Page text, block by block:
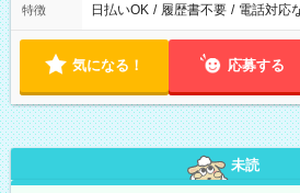
特徴 日払いOK / 履歴書不要 / 電話対応
気になる！ 応募する
未読